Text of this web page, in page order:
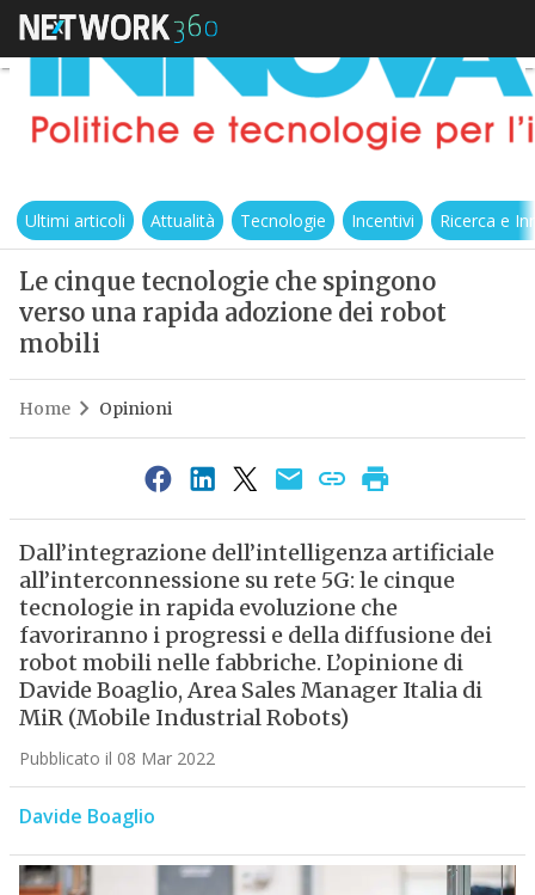
Ultimi articoli Attualità Tecnologie Incentivi Ricerca e
Le cinque tecnologie che spingono
verso una rapida adozione dei robot
mobili
Home Opinioni
Dall’integrazione dell’intelligenza artificiale
all’interconnessione su rete 5G: le cinque
tecnologie in rapida evoluzione che
favoriranno i progressi e della diffusione dei
robot mobili nelle fabbriche. L’opinione di
Davide Boaglio, Area Sales Manager Italia di
MiR (Mobile Industrial Robots)
Pubblicato il 08 Mar 2022
Davide Boaglio